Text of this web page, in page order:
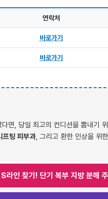
연락처
바로가기
바로가기
, 당일 최고의 컨디션을 뽐내기
프팅 피부과 , 그리고 환한 인상을 위한
라인 찾기! 단기 복부 지방 분해